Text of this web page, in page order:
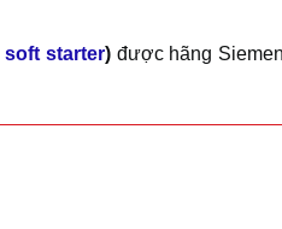
soft starter) được hãng